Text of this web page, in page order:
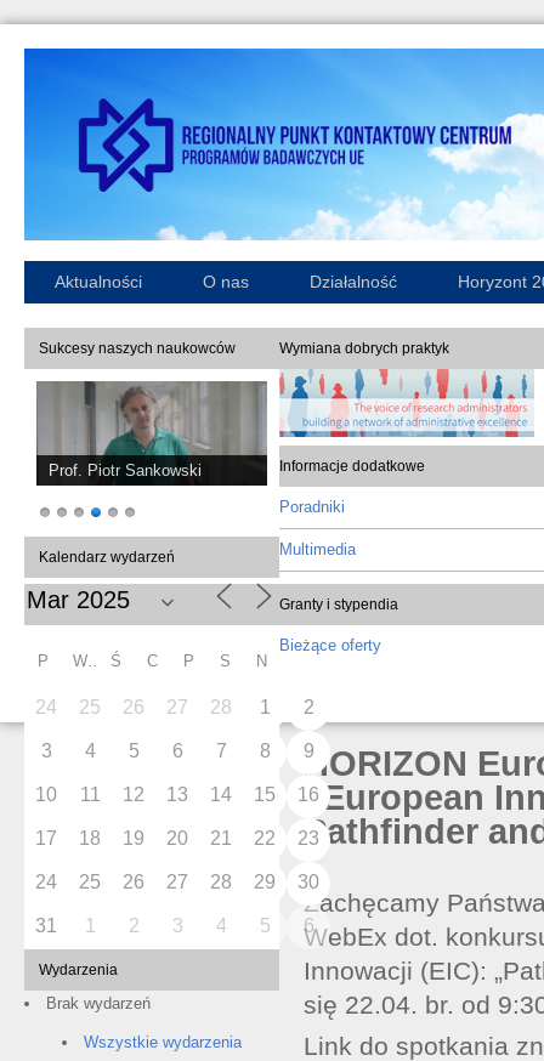
Aktualności O nas Działalność Horyzont
Sukcesy naszych naukowców
Dr hab. Katarzyna Marciniak
Kalendarz wydarzeń
P Ś C P S N
24 25 26 27 28 1 2
3 4 5 6 7 8 9
10 11 12 13 14 15 16
17 18 19 20 21 22 23
24 25 26 27 28 29 30
31 1 2 3 4 5 6
Wydarzenia
Brak wydarzeń
Wszystkie wydarzenia
Wymiana dobrych praktyk
Informacje dodatkowe
Poradniki
Multimedia
Granty i stypendia
Bieżące oferty
HORIZON
“European
Pathfinder
Zachęcamy
WebEx dot.
Innowacji (EIC):
się 22.04. br. od
Link do spotkania